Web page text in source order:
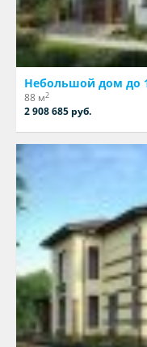
Небольшой дом до
88 м2
2 908 685 руб.